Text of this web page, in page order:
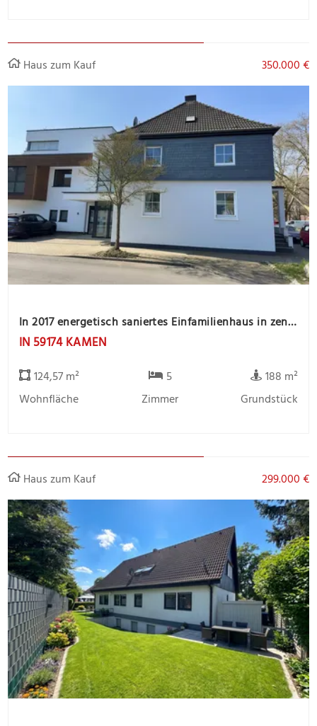
Haus zum Kauf 350.000 €
In 2017 energetisch saniertes Einfamilienhaus in zentrale Stadtlage
IN 59174 KAMEN
124,57 m²
Wohnfläche
5
Zimmer
188 m²
Grundstück
Haus zum Kauf 299.000 €